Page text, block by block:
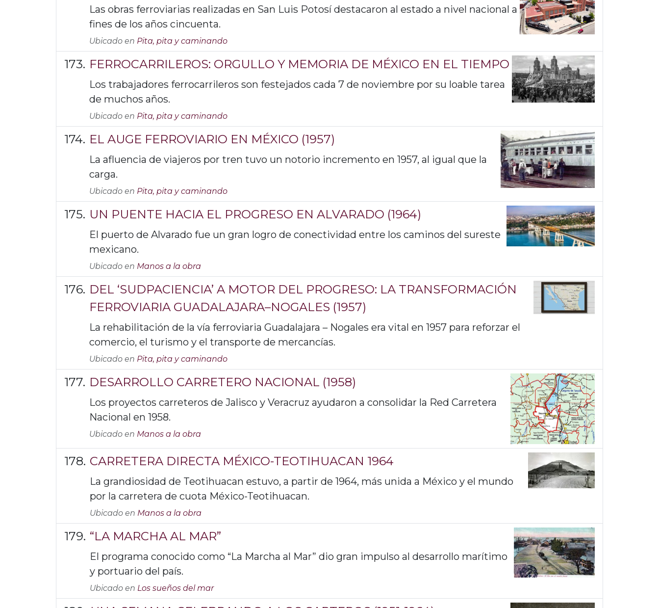
Las obras ferroviarias realizadas en San Luis Potosí destacaron al estado a nivel nacional a
fines de los años cincuenta.
Ubicado en Pita, pita y caminando
FERROCARRILEROS: ORGULLO Y MEMORIA DE MÉXICO EN EL TIEMPO
Los trabajadores ferrocarrileros son festejados cada 7 de noviembre por su loable tarea
de muchos años.
Ubicado en Pita, pita y caminando
EL AUGE FERROVIARIO EN MÉXICO (1957)
La afluencia de viajeros por tren tuvo un notorio incremento en 1957, al igual que la
carga.
Ubicado en Pita, pita y caminando
UN PUENTE HACIA EL PROGRESO EN ALVARADO (1964)
El puerto de Alvarado fue un gran logro de conectividad entre los caminos del sureste
mexicano.
Ubicado en Manos a la obra
DEL ‘SUDPACIENCIA’ A MOTOR DEL PROGRESO: LA TRANSFORMACIÓN
FERROVIARIA GUADALAJARA–NOGALES (1957)
La rehabilitación de la vía ferroviaria Guadalajara – Nogales era vital en 1957 para reforzar el
comercio, el turismo y el transporte de mercancías.
Ubicado en Pita, pita y caminando
DESARROLLO CARRETERO NACIONAL (1958)
Los proyectos carreteros de Jalisco y Veracruz ayudaron a consolidar la Red Carretera
Nacional en 1958.
Ubicado en Manos a la obra
CARRETERA DIRECTA MÉXICO-TEOTIHUACAN 1964
La grandiosidad de Teotihuacan estuvo, a partir de 1964, más unida a México y el mundo
por la carretera de cuota México-Teotihuacan.
Ubicado en Manos a la obra
“LA MARCHA AL MAR”
El programa conocido como “La Marcha al Mar” dio gran impulso al desarrollo marítimo
y portuario del país.
Ubicado en Los sueños del mar